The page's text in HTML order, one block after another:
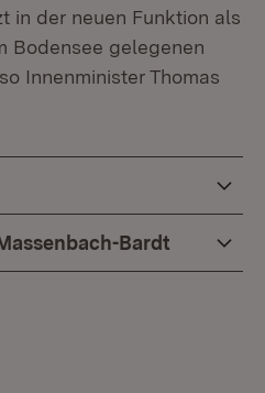
in der neuen Funktion als
Bodensee gelegenen
Innenminister Thomas
Bardt